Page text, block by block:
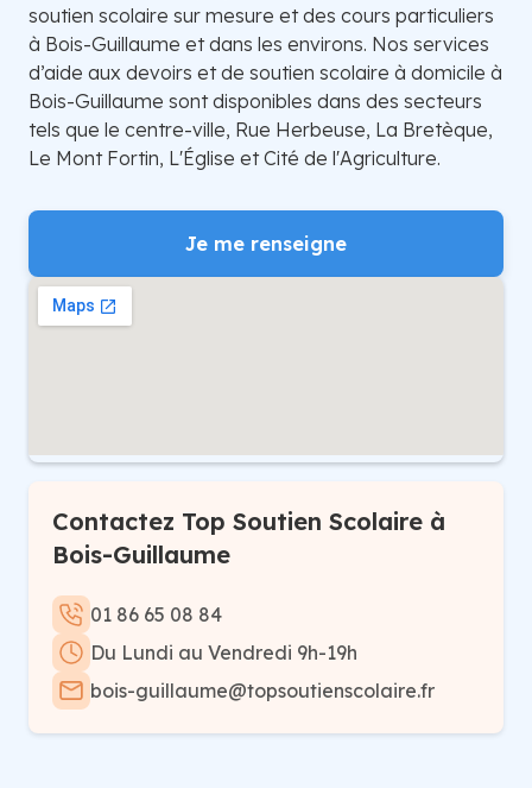
soutien scolaire sur mesure et des cours particuliers
à Bois-Guillaume et dans les environs. Nos services
d’aide aux devoirs et de soutien scolaire à domicile à
Bois-Guillaume sont disponibles dans des secteurs
tels que le centre-ville, Rue Herbeuse, La Bretèque,
Le Mont Fortin, L'Église et Cité de l'Agriculture.
Je me renseigne
Contactez Top Soutien Scolaire à
Bois-Guillaume
01 86 65 08 84
Du Lundi au Vendredi 9h-19h
bois-guillaume@topsoutienscolaire.fr